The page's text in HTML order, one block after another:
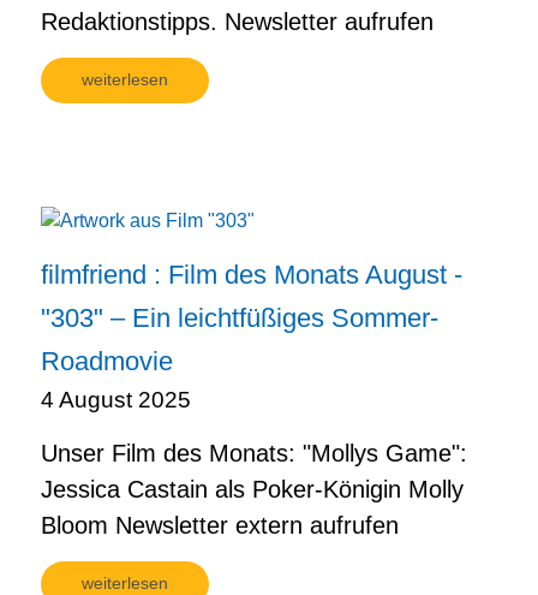
Redaktionstipps. Newsletter aufrufen
weiterlesen
filmfriend : Film des Monats August -
"303" – Ein leichtfüßiges Sommer-
Roadmovie
4 August 2025
Unser Film des Monats: "Mollys Game":
Jessica Castain als Poker-Königin Molly
Bloom Newsletter extern aufrufen
weiterlesen